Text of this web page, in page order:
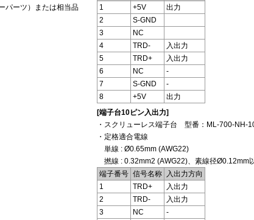
パーツ）または相当品
1
+5V
出力
2
S-GND
3
NC
4
TRD-
入出力
5
TRD+
入出力
6
NC
-
7
S-GND
-
8
+5V
出力
[端子台10ピン入出力]
・スクリューレス端子台 型番：ML-700-NH-
・定格適合電線
単線 : Ø0.65mm (AWG22)
撚線 : 0.32mm2 (AWG22)、素線径Ø0.12mm
端子番号 信号名称
入出力方向
1
TRD+
入出力
2
TRD-
入出力
3
NC
-